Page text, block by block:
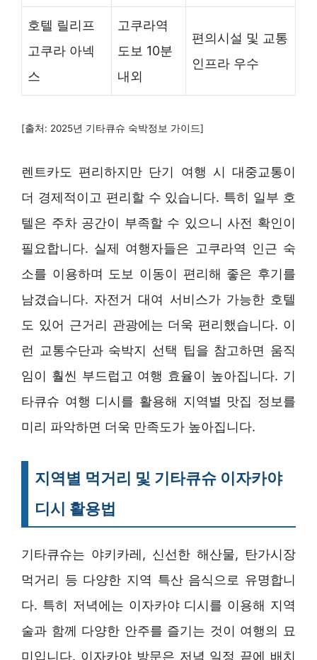
호텔 릴리프
고쿠라 아넥
스
고쿠라역
도보 10분
내외
편의시설 및 교통
인프라 우수
[출처: 2025년 기타큐슈 숙박정보 가이드]
렌트카도 편리하지만 단기 여행 시 대중교통이
더 경제적이고 편리할 수 있습니다. 특히 일부 호
텔은 주차 공간이 부족할 수 있으니 사전 확인이
필요합니다. 실제 여행자들은 고쿠라역 인근 숙
소를 이용하며 도보 이동이 편리해 좋은 후기를
남겼습니다. 자전거 대여 서비스가 가능한 호텔
도 있어 근거리 관광에는 더욱 편리했습니다. 이
런 교통수단과 숙박지 선택 팁을 참고하면 움직
임이 훨씬 부드럽고 여행 효율이 높아집니다. 기
타큐슈 여행 디시를 활용해 지역별 맛집 정보를
미리 파악하면 더욱 만족도가 높아집니다.
지역별 먹거리 및 기타큐슈 이자카야
디시 활용법
기타큐슈는 야키카레, 신선한 해산물, 탄가시장
먹거리 등 다양한 지역 특산 음식으로 유명합니
다. 특히 저녁에는 이자카야 디시를 이용해 지역
술과 함께 다양한 안주를 즐기는 것이 여행의 묘
미입니다. 이자카야 방문은 저녁 일정 끝에 배치